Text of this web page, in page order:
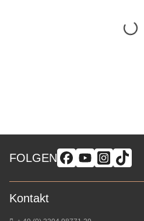
FOLGEN
Kontakt